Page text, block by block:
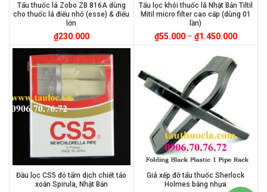
Tẩu thuốc lá Zobo ZB 816A dùng
cho thuốc lá điếu nhỏ (esse) & điếu
lớn
₫230.000
Tẩu lọc khói thuốc lá Nhật Bản Tiltil
Mitil micro filter cao cấp (dùng 01
lần)
₫55.000– ₫1.450.000
Đầu lọc CS5 đỏ tẩm dịch chiết tảo
xoắn Spirula, Nhật Bản
Giá xếp đỡ tẩu thuốc Sherlock
Holmes bằng nhựa